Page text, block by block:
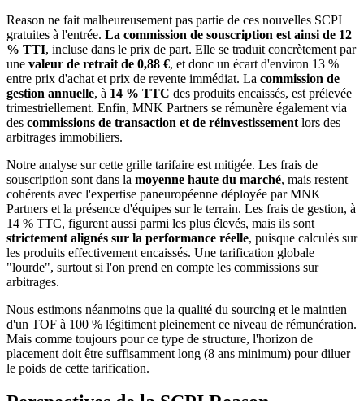
Reason ne fait malheureusement pas partie de ces nouvelles SCPI
gratuites à l'entrée. La commission de souscription est ainsi de 12
% TTI, incluse dans le prix de part. Elle se traduit concrètement par
une valeur de retrait de 0,88 €, et donc un écart d'environ 13 %
entre prix d'achat et prix de revente immédiat. La commission de
gestion annuelle, à 14 % TTC des produits encaissés, est prélevée
trimestriellement. Enfin, MNK Partners se rémunère également via
des commissions de transaction et de réinvestissement lors des
arbitrages immobiliers.
Notre analyse sur cette grille tarifaire est mitigée. Les frais de
souscription sont dans la moyenne haute du marché, mais restent
cohérents avec l'expertise paneuropéenne déployée par MNK
Partners et la présence d'équipes sur le terrain. Les frais de gestion, à
14 % TTC, figurent aussi parmi les plus élevés, mais ils sont
strictement alignés sur la performance réelle, puisque calculés sur
les produits effectivement encaissés. Une tarification globale
"lourde", surtout si l'on prend en compte les commissions sur
arbitrages.
Nous estimons néanmoins que la qualité du sourcing et le maintien
d'un TOF à 100 % légitiment pleinement ce niveau de rémunération.
Mais comme toujours pour ce type de structure, l'horizon de
placement doit être suffisamment long (8 ans minimum) pour diluer
le poids de cette tarification.